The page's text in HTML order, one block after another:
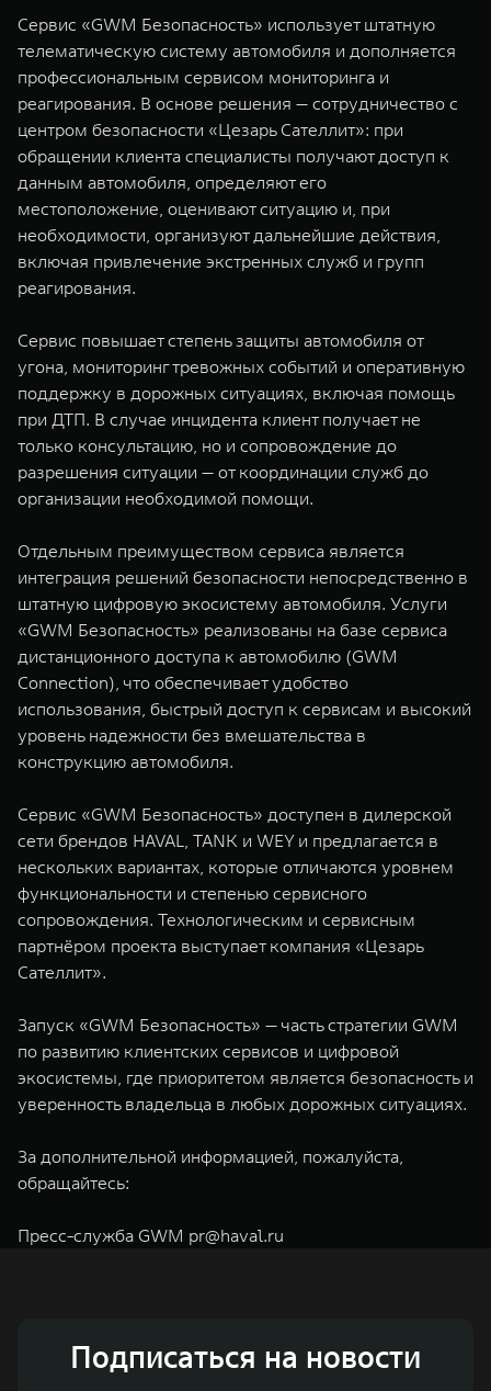
Сервис «GWM Безопасность» использует штатную
телематическую систему автомобиля и дополняется
профессиональным сервисом мониторинга и
реагирования. В основе решения — сотрудничество с
центром безопасности «Цезарь Сателлит»: при
обращении клиента специалисты получают доступ к
данным автомобиля, определяют его
местоположение, оценивают ситуацию и, при
необходимости, организуют дальнейшие действия,
включая привлечение экстренных служб и групп
реагирования.
Сервис повышает степень защиты автомобиля от
угона, мониторинг тревожных событий и оперативную
поддержку в дорожных ситуациях, включая помощь
при ДТП. В случае инцидента клиент получает не
только консультацию, но и сопровождение до
разрешения ситуации — от координации служб до
организации необходимой помощи.
Отдельным преимуществом сервиса является
интеграция решений безопасности непосредственно в
штатную цифровую экосистему автомобиля. Услуги
«GWM Безопасность» реализованы на базе сервиса
дистанционного доступа к автомобилю (GWM
Connection), что обеспечивает удобство
использования, быстрый доступ к сервисам и высокий
уровень надежности без вмешательства в
конструкцию автомобиля.
Сервис «GWM Безопасность» доступен в дилерской
сети брендов HAVAL, TANK и WEY и предлагается в
нескольких вариантах, которые отличаются уровнем
функциональности и степенью сервисного
сопровождения. Технологическим и сервисным
партнёром проекта выступает компания «Цезарь
Сателлит».
Запуск «GWM Безопасность» — часть стратегии GWM
по развитию клиентских сервисов и цифровой
экосистемы, где приоритетом является безопасность и
уверенность владельца в любых дорожных ситуациях.
За дополнительной информацией, пожалуйста,
обращайтесь:
Пресс-служба GWM pr@haval.ru
Подписаться на новости